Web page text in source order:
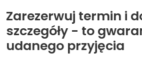
Zarezerwuj termin i
szczegóły - to
udanego przyjęcia